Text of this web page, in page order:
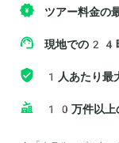
ツアー料金の
現地での24
1人あたり
10万件以上